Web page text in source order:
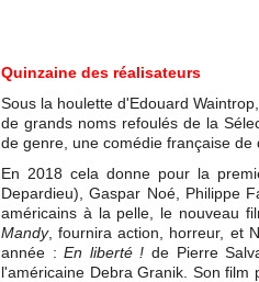
Quinzaine des réalisateurs
Sous la houlette d'Edouard
de grands noms refoulés de la
de genre, une comédie française de
En 2018 cela donne pour la
Depardieu), Gaspar Noé, Philippe
américains à la pelle, le nouveau
Mandy, fournira action, horreur, et
année :En liberté ! de Pierre
l'américaine Debra Granik. Son film